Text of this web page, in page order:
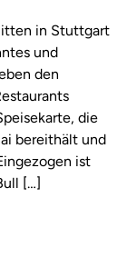
in Stuttgart
und
den
die
bereithält und
ist
[…]